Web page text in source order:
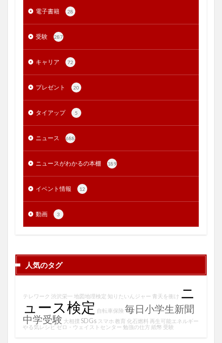
電子書籍 28
受験 287
キャリア 72
プレゼント 20
タイアップ 5
ニュース 688
ニュースがわかるの本棚 189
イベント情報 12
動画 3
人気のタグ
テレワーク 渋沢栄一 地図地理検定 知りたいんジャー 青天を衝け ニ
ュース検定 自転車保険 毎日小学生新聞
中学受験 大相撲 SDGs スマホ 教育 化石燃料 再生可能エネルギー
やる気レシピゼロ・ウェイストセンター 勉強の仕方 紙幣 受験